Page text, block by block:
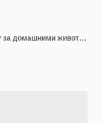
Градиент обложка YouTube по уходу за домашними животными